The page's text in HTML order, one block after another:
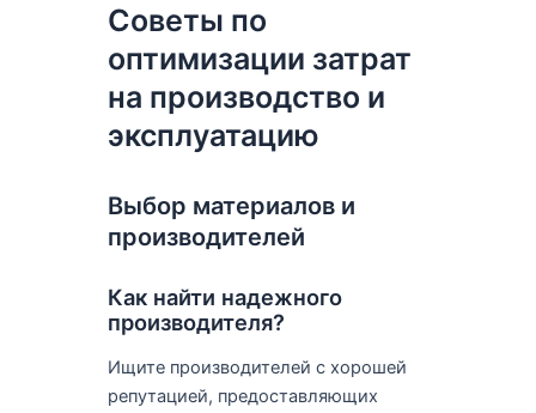
Советы по
оптимизации затрат
на производство и
эксплуатацию
Выбор материалов и
производителей
Как найти надежного
производителя?
Ищите производителей с хорошей
репутацией, предоставляющих